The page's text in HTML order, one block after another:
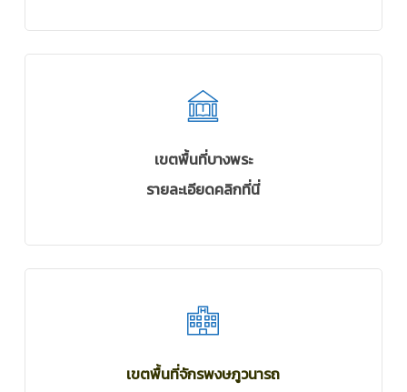
เขตพื้นที่บางพระ
รายละเอียดคลิกที่นี่
เขตพื้นที่จักรพงษภูวนารถ